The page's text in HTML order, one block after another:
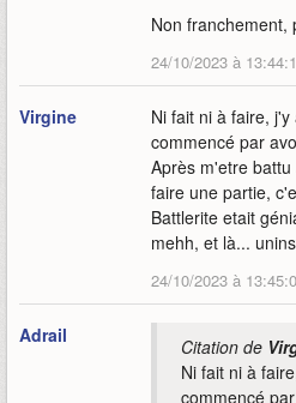
Non franchement,
24/10/2023 à
Virgine
Ni fait ni à faire,
commencé par
Après m'etre
faire une partie,
Battlerite etait
mehh, et là...
24/10/2023 à
Adrail Citation de
Ni fait ni à
commencé